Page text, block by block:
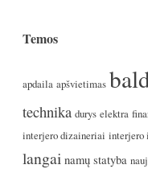
Temos
apdaila apšvietimas
technika durys elektra
interjero dizaineriai interjero
langai namų statyba